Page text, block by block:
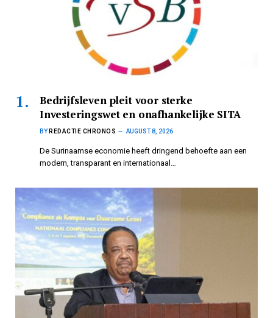
Bedrijfsleven pleit voor sterke
Investeringswet en onafhankelijke SITA
BY REDACTIE CHRONOS AUGUST 8, 2026
De Surinaamse economie heeft dringend behoefte aan een
modern, transparant en internationaal…